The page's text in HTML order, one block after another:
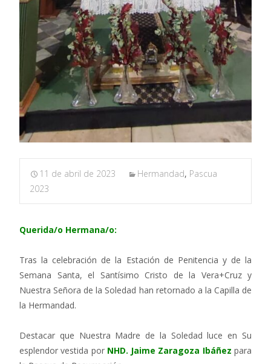
11 de abril de 2023 Hermandad, Pascua
2023
Querida/o Hermana/o:
Tras la celebración de la Estación de Penitencia y de la
Semana Santa, el Santísimo Cristo de la Vera+Cruz y
Nuestra Señora de la Soledad han retornado a la Capilla de
la Hermandad.
Destacar que Nuestra Madre de la Soledad luce en Su
esplendor vestida por NHD. Jaime Zaragoza Ibáñez para